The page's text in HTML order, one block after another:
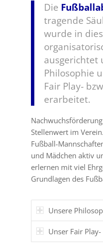
Die
tragende
wurde in
ausgerichtet
Philosophie
Fair Play-
erarbeitet.
Stellenwert im
Fußball-
und Mädchen aktiv
erlernen mit viel
Grundlagen des
Unsere
Unser Fair